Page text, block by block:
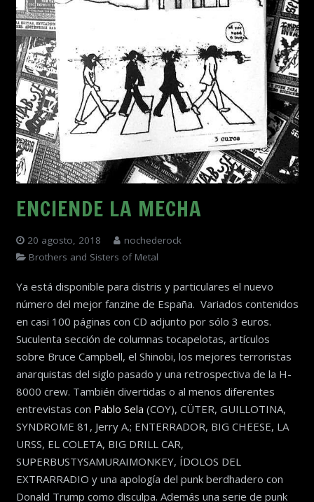
ENCIENDE LA MECHA
20 agosto, 2018
nochederock
Brothers and Sisters of Metal
Ya está disponible para distris y particulares el nuevo
número del mejor fanzine de España. Variados contenidos
en casi 100 páginas con CD adjunto por sólo 3 euros.
Suculenta sección de columnas tocapelotas, artículos
sobre Bruce Campbell, el Shinobi, los mejores terroristas
anarquistas del siglo pasado y una retrospectiva de la H-
8000 crew. También divertidas o al menos diferentes
entrevistas con Pablo Sela (COY), CÜTER, GUILLOTINA,
SYNDROME 81, Jerry A.; ENTERRADOR, BIG CHEESE, LA
URSS, EL COLETA, BIG DRILL CAR,
SUPERBUSTYSAMURAIMONKEY, ÍDOLOS DEL
EXTRARRADIO y una apología del punk berdhadero con
Donald Trump como disculpa. Además una serie de punk